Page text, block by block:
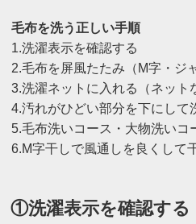
毛布を洗う正しい手順
1.洗濯表示を確認する
2.毛布を屏風たたみ（M字・ジ
3.洗濯ネットに入れる（ネット
4.汚れがひどい部分を下にして
5.毛布洗いコース・大物洗いコ
6.M字干しで風通しを良くして
①洗濯表示を確認する